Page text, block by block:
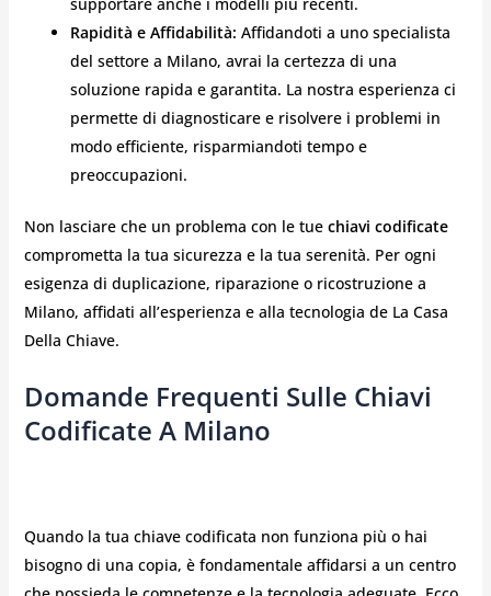
Rapidità e Affidabilità: Affidandoti a uno specialista
del settore a Milano, avrai la certezza di una
soluzione rapida e garantita. La nostra esperienza ci
permette di diagnosticare e risolvere i problemi in
modo efficiente, risparmiandoti tempo e
preoccupazioni.
Non lasciare che un problema con le tue chiavi codificate
comprometta la tua sicurezza e la tua serenità. Per ogni
esigenza di duplicazione, riparazione o ricostruzione a
Milano, affidati all’esperienza e alla tecnologia de La Casa
Della Chiave.
Domande Frequenti Sulle Chiavi
Codificate A Milano
Quando la tua chiave codificata non funziona più o hai
bisogno di una copia, è fondamentale affidarsi a un centro